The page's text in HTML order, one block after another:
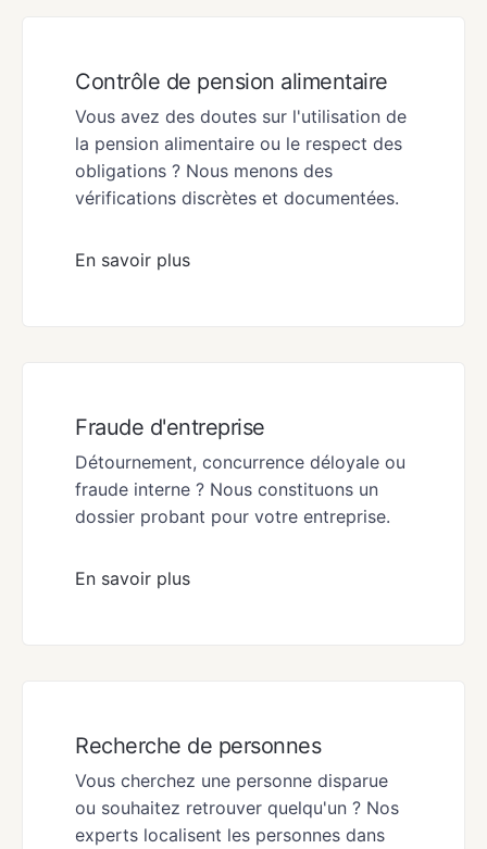
Contrôle de pension alimentaire
Vous avez des doutes sur l'utilisation de
la pension alimentaire ou le respect des
obligations ? Nous menons des
vérifications discrètes et documentées.
En savoir plus
Fraude d'entreprise
Détournement, concurrence déloyale ou
fraude interne ? Nous constituons un
dossier probant pour votre entreprise.
En savoir plus
Recherche de personnes
Vous cherchez une personne disparue
ou souhaitez retrouver quelqu'un ? Nos
experts localisent les personnes dans